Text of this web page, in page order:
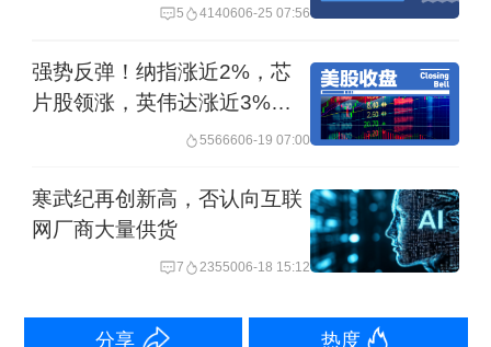
在5月14日台积电2026年技术论坛前的
演示资料中，台积电则预计，人工智能
预计将推动全球半导体市场规模增长，
前预测的1万亿美元。1.5万亿美元市场
中，来自人工智能和高性能计算的市场
业绩爆表盘后大涨近16%
5 4140606-25 07:56
强势反弹！纳指涨近2%，芯
片股领涨，英伟达涨近3%，
英特尔暴涨10.64%，中概股
5566606-19 07:00
寒武纪再创新高，否认向互联
网厂商大量供货
7 2355006-18 15:12
分享 热度